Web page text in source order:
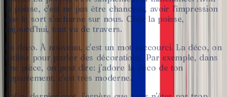
la poisse, c'est ne pas être chanceux, avoir l'impression
que le sort s'acharne sur nous. Chez la poisse,
aujourd'hui, tout va de travers.
La déco. À nouveau, c'est un mot raccourci. La déco, on
l'utilise pour parler des décorations. Par exemple, dans
une pièce, on peut dire: j'adore la déco de ton
appartement, c'est très moderne.